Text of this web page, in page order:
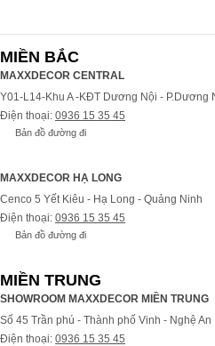
MIỀN BẮC
MAXXDECOR CENTRAL
Y01-L14-Khu A -KĐT Dương Nội - P.Dương
Điện thoại: 0936 15 35 45
Bản đồ đường đi
MAXXDECOR HẠ LONG
Cenco 5 Yết Kiêu - Hạ Long - Quảng Ninh
Điện thoại: 0936 15 35 45
Bản đồ đường đi
MIỀN TRUNG
SHOWROOM MAXXDECOR MIỀN TRUNG
Số 45 Trần phú - Thành phố Vinh - Nghệ An
Điện thoại: 0936 15 35 45